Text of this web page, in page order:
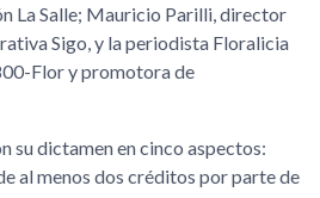
La Salle; Mauricio Parilli, director
Sigo, y la periodista Floralicia
Flor y promotora de
su dictamen en cinco aspectos:
al menos dos créditos por parte de